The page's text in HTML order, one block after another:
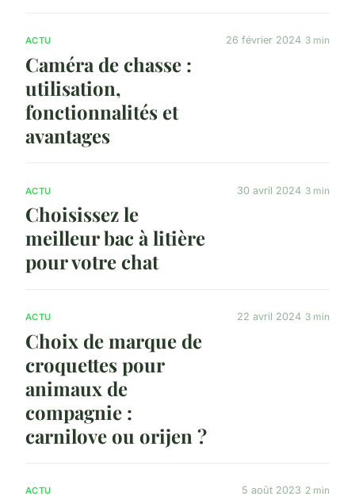
ACTU
Caméra de chasse :
utilisation,
fonctionnalités et
avantages
26 février 2024 3 min
ACTU
Choisissez le
meilleur bac à litière
pour votre chat
30 avril 2024 3 min
ACTU
Choix de marque de
croquettes pour
animaux de
compagnie :
carnilove ou orijen ?
22 avril 2024 3 min
ACTU 5 août 2023 2 min